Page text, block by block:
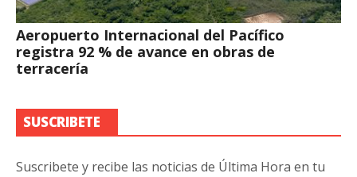
Aeropuerto Internacional del Pacífico
registra 92 % de avance en obras de
terracería
SUSCRIBETE
Suscribete y recibe las noticias de Última Hora en tu